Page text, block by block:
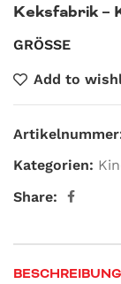
Keksfabrik –
GRÖSSE
Add to
Kategorien:
Share:
BESCHREIBUNG